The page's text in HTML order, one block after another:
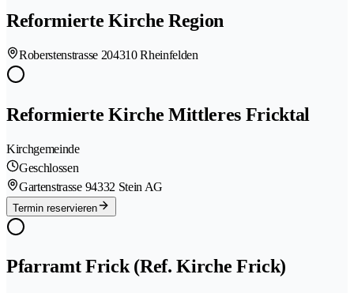
Reformierte Kirche Region
Roberstenstrasse 204310 Rheinfelden
Reformierte Kirche Mittleres Fricktal
Kirchgemeinde
Geschlossen
Gartenstrasse 94332 Stein AG
Termin reservieren
Pfarramt Frick (Ref. Kirche Frick)